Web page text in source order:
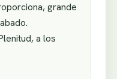
grande
a los